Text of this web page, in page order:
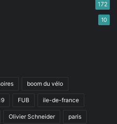
172
10
boom du vélo
FUB ile-de-france
Olivier Schneider paris